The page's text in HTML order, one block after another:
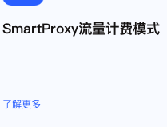
SmartProxy流量计费模式
了解更多